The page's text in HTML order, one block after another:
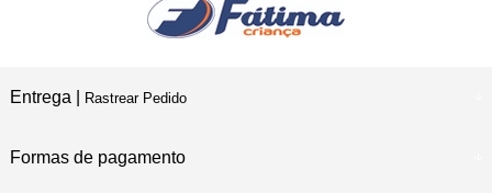
Entrega | Rastrear Pedido
Formas de pagamento